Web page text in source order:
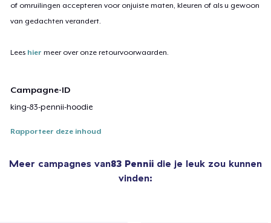
of omruilingen accepteren voor onjuiste maten, kleuren of als u gewoon
van gedachten verandert.
Lees hier meer over onze retourvoorwaarden.
Campagne-ID
king-83-pennii-hoodie
Rapporteer deze inhoud
Meer campagnes van83 Pennii die je leuk zou kunnen
vinden: